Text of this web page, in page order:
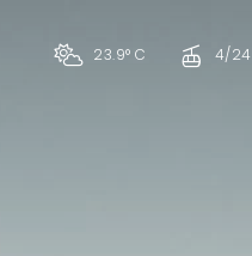
23.9° C 4/24